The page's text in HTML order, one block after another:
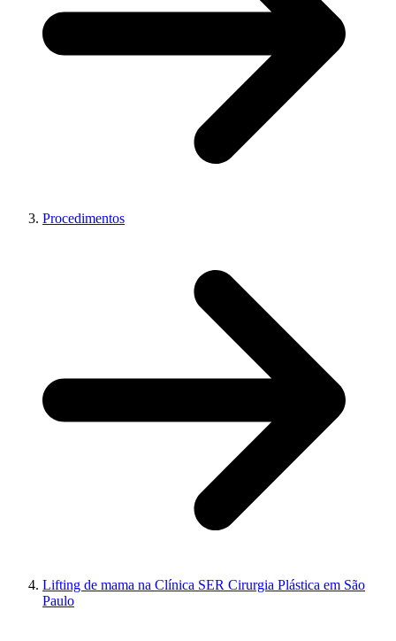
Procedimentos
Lifting de mama na Clínica SER Cirurgia Plástica em São
Paulo